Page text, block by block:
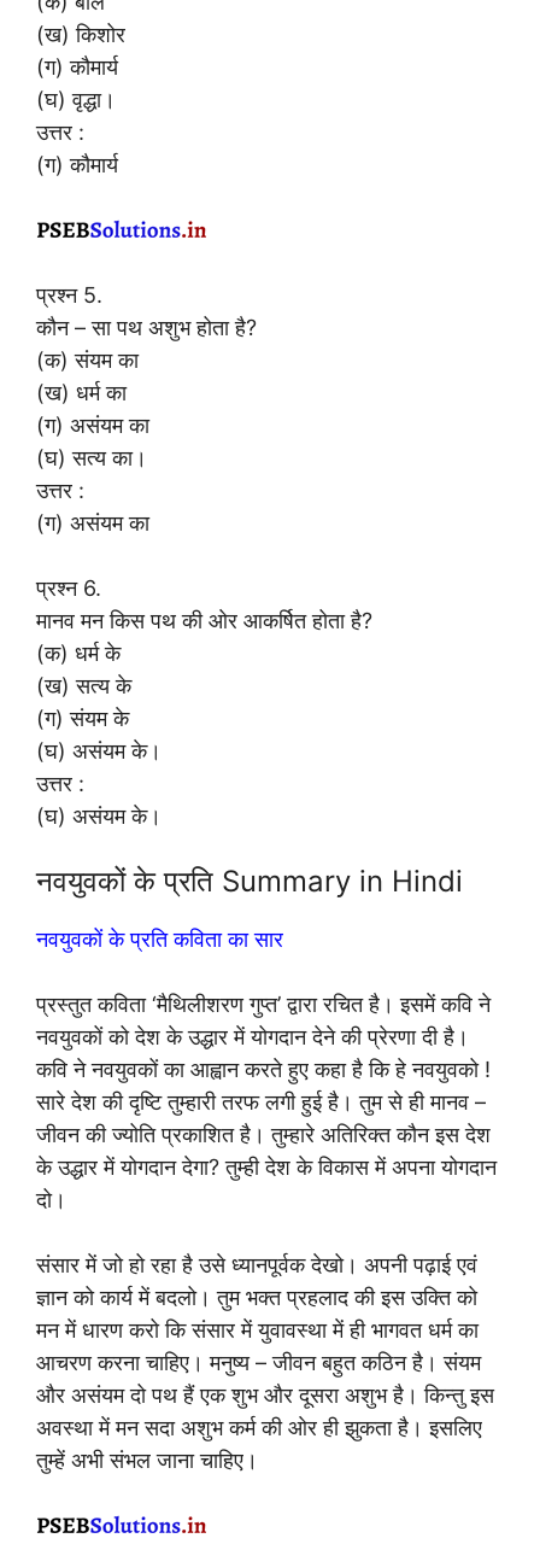
(ख) किशोर
(ग) कौमार्य
(घ) वृद्धा।
उत्तर :
(ग) कौमार्य
प्रश्न 5.
कौन – सा पथ अशुभ होता है?
(क) संयम का
(ख) धर्म का
(ग) असंयम का
(घ) सत्य का।
उत्तर :
(ग) असंयम का
प्रश्न 6.
मानव मन किस पथ की ओर आकर्षित होता है?
(क) धर्म के
(ख) सत्य के
(ग) संयम के
(घ) असंयम के।
उत्तर :
(घ) असंयम के।
नवयुवकों के प्रति Summary in Hindi
नवयुवकों के प्रति कविता का सार
प्रस्तुत कविता ‘मैथिलीशरण गुप्त’ द्वारा रचित है। इसमें कवि ने
नवयुवकों को देश के उद्धार में योगदान देने की प्रेरणा दी है।
कवि ने नवयुवकों का आह्वान करते हुए कहा है कि हे नवयुवको !
सारे देश की दृष्टि तुम्हारी तरफ लगी हुई है। तुम से ही मानव –
जीवन की ज्योति प्रकाशित है। तुम्हारे अतिरिक्त कौन इस देश
के उद्धार में योगदान देगा? तुम्ही देश के विकास में अपना योगदान
दो।
संसार में जो हो रहा है उसे ध्यानपूर्वक देखो। अपनी पढ़ाई एवं
ज्ञान को कार्य में बदलो। तुम भक्त प्रहलाद की इस उक्ति को
मन में धारण करो कि संसार में युवावस्था में ही भागवत धर्म का
आचरण करना चाहिए। मनुष्य – जीवन बहुत कठिन है। संयम
और असंयम दो पथ हैं एक शुभ और दूसरा अशुभ है। किन्तु इस
अवस्था में मन सदा अशुभ कर्म की ओर ही झुकता है। इसलिए
तुम्हें अभी संभल जाना चाहिए।